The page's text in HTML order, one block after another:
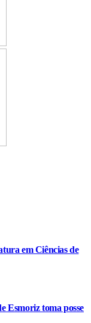
em Ciências de
Esmoriz toma posse